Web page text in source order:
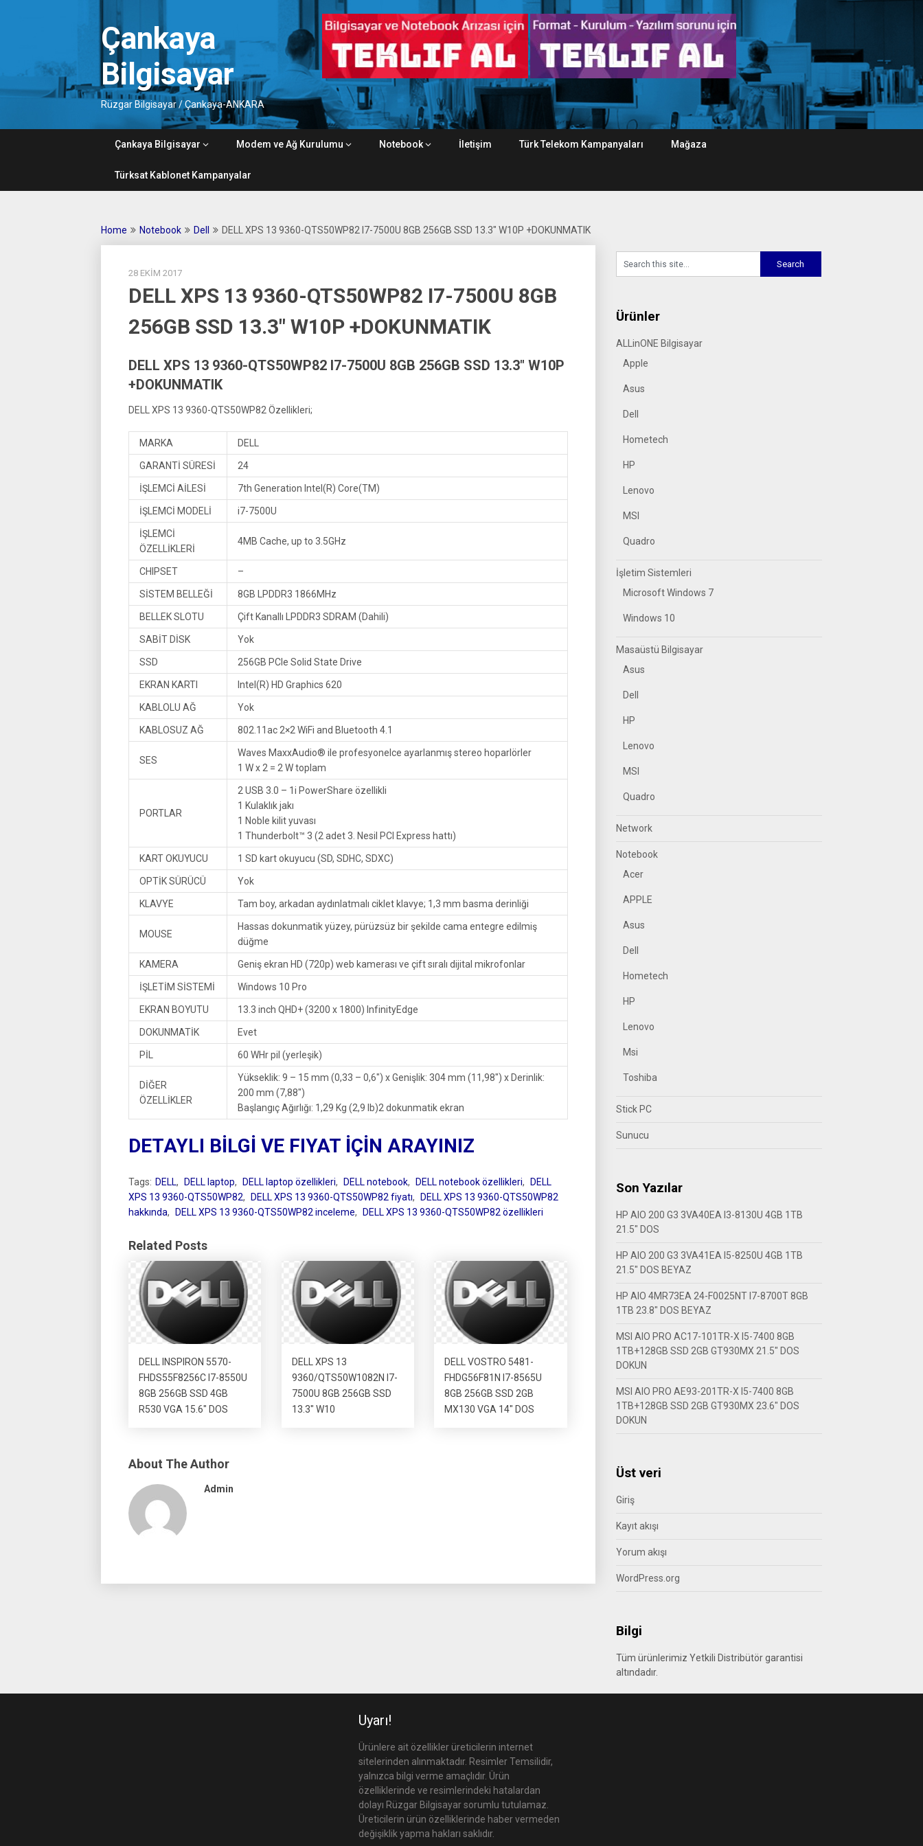
Çankaya
Bilgisayar
Rüzgar Bilgisayar / Çankaya-ANKARA
Çankaya Bilgisayar Modem ve Ağ Kurulumu Notebook İletişim Türk Telekom Kampanyaları Mağaza
Türksat Kablonet Kampanyalar
Home Notebook Dell DELL XPS 13 9360-QTS50WP82 I7-7500U 8GB 256GB SSD 13.3″ W10P +DOKUNMATIK
28 EKIM 2017
DELL XPS 13 9360-QTS50WP82 I7-7500U 8GB
256GB SSD 13.3″ W10P +DOKUNMATIK
DELL XPS 13 9360-QTS50WP82 I7-7500U 8GB 256GB SSD 13.3″ W10P
+DOKUNMATIK
DELL XPS 13 9360-QTS50WP82 Özellikleri;
MARKA DELL
GARANTİ SÜRESİ 24
İŞLEMCİ AİLESİ 7th Generation Intel(R) Core(TM)
İŞLEMCİ MODELİ i7-7500U
İŞLEMCİ
ÖZELLİKLERİ
4MB Cache, up to 3.5GHz
CHIPSET –
SİSTEM BELLEĞİ 8GB LPDDR3 1866MHz
BELLEK SLOTU Çift Kanallı LPDDR3 SDRAM (Dahili)
SABİT DİSK Yok
SSD 256GB PCIe Solid State Drive
EKRAN KARTI Intel(R) HD Graphics 620
KABLOLU AĞ Yok
KABLOSUZ AĞ 802.11ac 2×2 WiFi and Bluetooth 4.1
SES
Waves MaxxAudio® ile profesyonelce ayarlanmış stereo hoparlörler
1 W x 2 = 2 W toplam
PORTLAR
2 USB 3.0 – 1i PowerShare özellikli
1 Kulaklık jakı
1 Noble kilit yuvası
1 Thunderbolt™ 3 (2 adet 3. Nesil PCI Express hattı)
KART OKUYUCU 1 SD kart okuyucu (SD, SDHC, SDXC)
OPTİK SÜRÜCÜ Yok
KLAVYE Tam boy, arkadan aydınlatmalı ciklet klavye; 1,3 mm basma derinliği
MOUSE
Hassas dokunmatik yüzey, pürüzsüz bir şekilde cama entegre edilmiş
düğme
KAMERA Geniş ekran HD (720p) web kamerası ve çift sıralı dijital mikrofonlar
İŞLETİM SİSTEMİ Windows 10 Pro
EKRAN BOYUTU 13.3 inch QHD+ (3200 x 1800) InfinityEdge
DOKUNMATİK Evet
PİL 60 WHr pil (yerleşik)
DİĞER
ÖZELLİKLER
Yükseklik: 9 – 15 mm (0,33 – 0,6″) x Genişlik: 304 mm (11,98″) x Derinlik:
200 mm (7,88″)
Başlangıç Ağırlığı: 1,29 Kg (2,9 lb)2 dokunmatik ekran
DETAYLI BİLGİ VE FIYAT İÇİN ARAYINIZ
Tags: DELL, DELL laptop, DELL laptop özellikleri, DELL notebook, DELL notebook özellikleri,
DELL
XPS 13 9360-QTS50WP82, DELL XPS 13 9360-QTS50WP82 fiyatı,
DELL XPS 13 9360-QTS50WP82
hakkında, DELL XPS 13 9360-QTS50WP82 inceleme, DELL XPS 13 9360-QTS50WP82 özellikleri
Related Posts
DELL INSPIRON 5570-
FHDS55F8256C I7-8550U
8GB 256GB SSD 4GB
R530 VGA 15.6″ DOS
DELL XPS 13
9360/QTS50W1082N I7-
7500U 8GB 256GB SSD
13.3″ W10
DELL VOSTRO 5481-
FHDG56F81N I7-8565U
8GB 256GB SSD 2GB
MX130 VGA 14″ DOS
About The Author
Admin
Ürünler
ALLinONE Bilgisayar
Apple
Asus
Dell
Hometech
HP
Lenovo
MSI
Quadro
İşletim Sistemleri
Microsoft Windows 7
Windows 10
Masaüstü Bilgisayar
Asus
Dell
HP
Lenovo
MSI
Quadro
Network
Notebook
Acer
APPLE
Asus
Dell
Hometech
HP
Lenovo
Msi
Toshiba
Stick PC
Sunucu
Son Yazılar
HP AIO 200 G3 3VA40EA I3-8130U 4GB 1TB
21.5″ DOS
HP AIO 200 G3 3VA41EA I5-8250U 4GB 1TB
21.5″ DOS BEYAZ
HP AIO 4MR73EA 24-F0025NT I7-8700T 8GB
1TB 23.8″ DOS BEYAZ
MSI AIO PRO AC17-101TR-X I5-7400 8GB
1TB+128GB SSD 2GB GT930MX 21.5″ DOS
DOKUN
MSI AIO PRO AE93-201TR-X I5-7400 8GB
1TB+128GB SSD 2GB GT930MX 23.6″ DOS
DOKUN
Üst veri
Giriş
Kayıt akışı
Yorum akışı
WordPress.org
Bilgi
Tüm ürünlerimiz Yetkili Distribütör garantisi
altındadır.
Uyarı!
Ürünlere ait özellikler üreticilerin internet
sitelerinden alınmaktadır. Resimler Temsilidir,
yalnızca bilgi verme amaçlıdır. Ürün
özelliklerinde ve resimlerindeki hatalardan
dolayı Rüzgar Bilgisayar sorumlu tutulamaz.
Üreticilerin ürün özelliklerinde haber vermeden
değişiklik yapma hakları saklıdır.